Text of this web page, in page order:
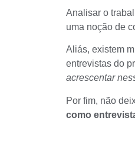
Analisar o
uma noção de
Aliás, existem
entrevistas do
acrescentar
Por fim, não
como